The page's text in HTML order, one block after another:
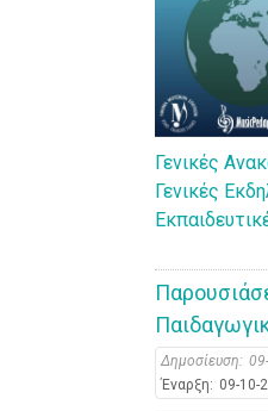
Γενικές
Γενικές
Δημοσίευση:
Έναρξη: 09-10-